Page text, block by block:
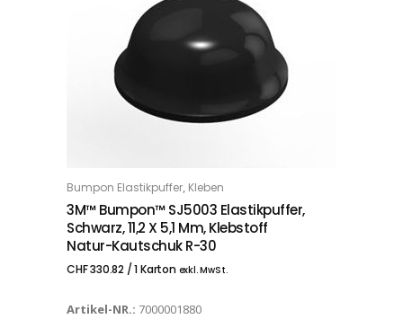
IN DEN WARENKORB
Bumpon Elastikpuffer, Kleben
3M™ Bumpon™ SJ5003 Elastikpuffer,
Schwarz, 11,2 X 5,1 Mm, Klebstoff
Natur-Kautschuk R-30
CHF330.82 / 1 Karton exkl. MwSt.
Artikel-NR.: 7000001880